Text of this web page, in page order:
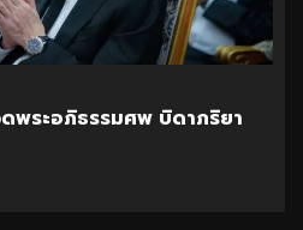
พระอภิธรรมศพ บิดาภริยา